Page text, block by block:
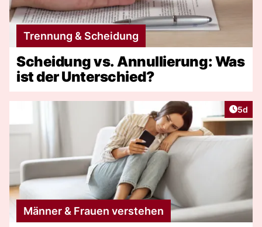
Trennung & Scheidung
Scheidung vs. Annullierung: Was
ist der Unterschied?
5d
Männer & Frauen verstehen